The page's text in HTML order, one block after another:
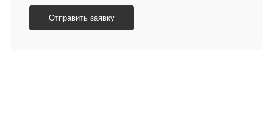
Отправить заявку